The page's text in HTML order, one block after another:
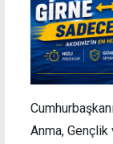
Anma, Gençlik